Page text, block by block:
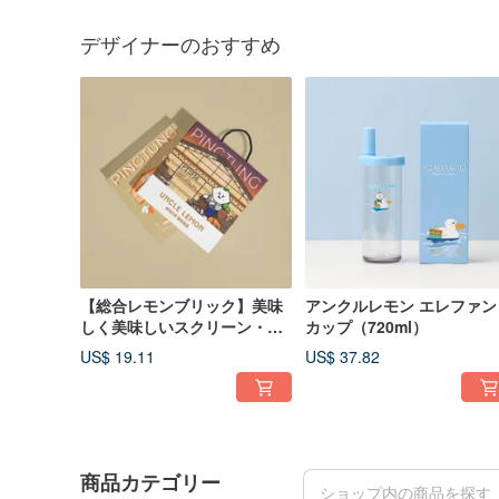
デザイナーのおすすめ
【総合レモンブリック】美味
しく美味しいスクリーン・飲
むギフトボックス
US$ 19.11
アンクルレモン エレファ
カップ（720ml）
US$ 37.82
商品カテゴリー